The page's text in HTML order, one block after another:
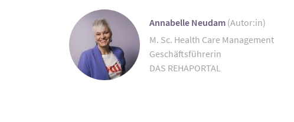
Annabelle Neudam (Autor:in)
M. Sc. Health Care Management
Geschäftsführerin
DAS REHAPORTAL